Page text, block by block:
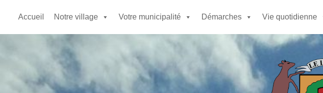
Accueil Notre village Votre municipalité Démarches Vie quotidienne